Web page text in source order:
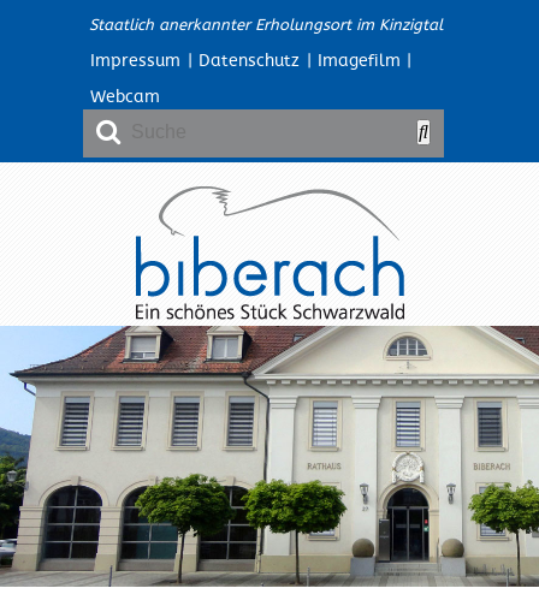
Staatlich anerkannter Erholungsort im Kinzigtal
Impressum | Datenschutz | Imagefilm |
Webcam